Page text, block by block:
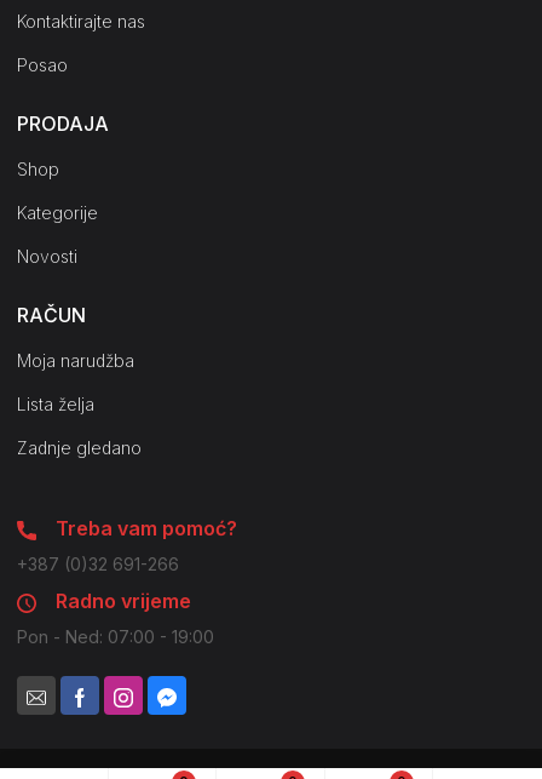
Kontaktirajte nas
Posao
PRODAJA
Shop
Kategorije
Novosti
RAČUN
Moja narudžba
Lista želja
Zadnje gledano
Treba vam pomoć?
+387 (0)32 691-266
Radno vrijeme
Pon - Ned: 07:00 - 19:00